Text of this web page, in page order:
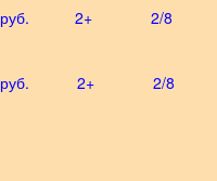
2+ 2/8
2+ 2/8